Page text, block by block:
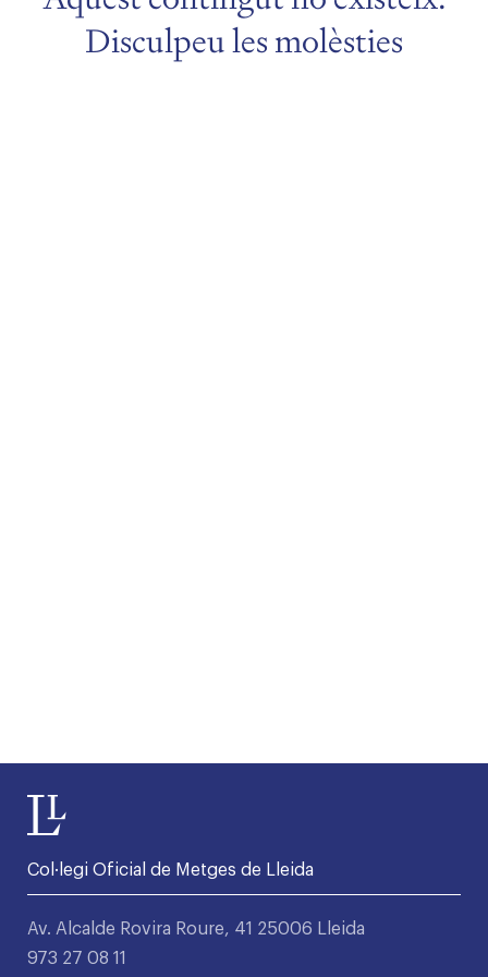
Disculpeu les molèsties
Col·legi Oficial de Metges de Lleida
Av. Alcalde Rovira Roure, 41 25006 Lleida
973 27 08 11